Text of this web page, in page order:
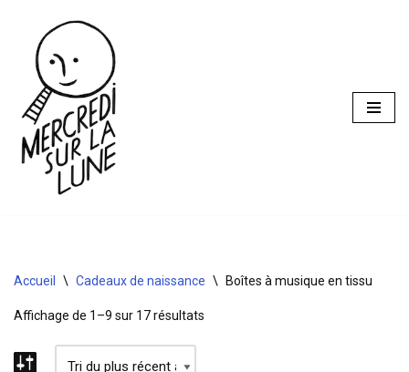
Aller
contenu
Accueil \ Cadeaux de naissance \ Boîtes à musique en tissu
Affichage de 1–9 sur 17 résultats